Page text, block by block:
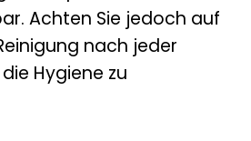
Achten Sie jedoch auf
nach jeder
Hygiene zu